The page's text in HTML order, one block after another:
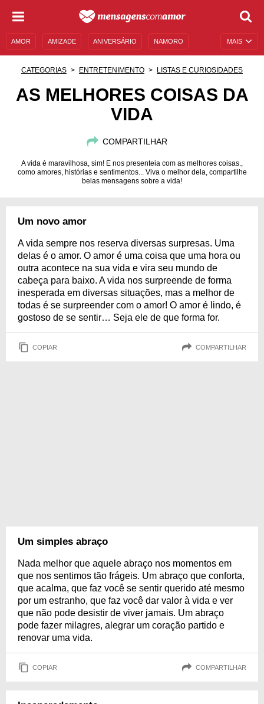
MAIS
AMOR AMIZADE ANIVERSÁRIO NAMORO
MENSAGENS DE ANIVERSÁRIO
CATEGORIAS ENTRETENIMENTO LISTAS E CURIOSIDADES
AS MELHORES COISAS DA
VIDA
COMPARTILHAR
A vida é maravilhosa, sim! E nos presenteia com as melhores coisas.,
como amores, histórias e sentimentos... Viva o melhor dela, compartilhe
belas mensagens sobre a vida!
Um novo amor
A vida sempre nos reserva diversas surpresas. Uma
delas é o amor. O amor é uma coisa que uma hora ou
outra acontece na sua vida e vira seu mundo de
cabeça para baixo. A vida nos surpreende de forma
inesperada em diversas situações, mas a melhor de
todas é se surpreender com o amor! O amor é lindo, é
gostoso de se sentir… Seja ele de que forma for.
COPIAR COMPARTILHAR
Um simples abraço
Nada melhor que aquele abraço nos momentos em
que nos sentimos tão frágeis. Um abraço que conforta,
que acalma, que faz você se sentir querido até mesmo
por um estranho, que faz você dar valor à vida e ver
que não pode desistir de viver jamais. Um abraço
pode fazer milagres, alegrar um coração partido e
renovar uma vida.
COPIAR COMPARTILHAR